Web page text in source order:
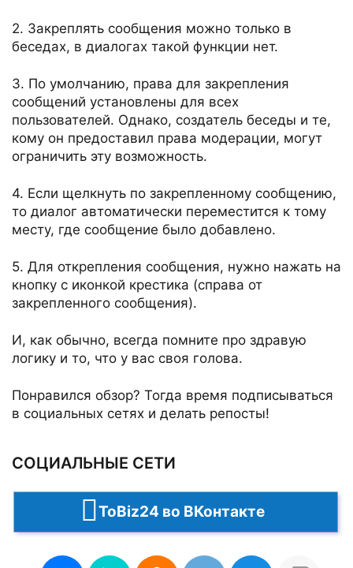
2. Закреплять сообщения можно только в
беседах, в диалогах такой функции нет.
3. По умолчанию, права для закрепления
сообщений установлены для всех
пользователей. Однако, создатель беседы и те,
кому он предоставил права модерации, могут
ограничить эту возможность.
4. Если щелкнуть по закрепленному сообщению,
то диалог автоматически переместится к тому
месту, где сообщение было добавлено.
5. Для открепления сообщения, нужно нажать на
кнопку с иконкой крестика (справа от
закрепленного сообщения).
И, как обычно, всегда помните про здравую
логику и то, что у вас своя голова.
Понравился обзор? Тогда время подписываться
в социальных сетях и делать репосты!
СОЦИАЛЬНЫЕ СЕТИ
ToBiz24 во ВКонтакте